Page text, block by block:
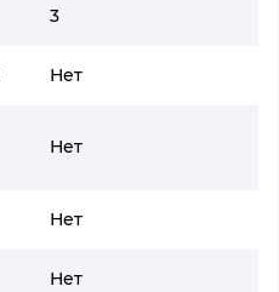
3
Нет
Нет
Нет
Нет